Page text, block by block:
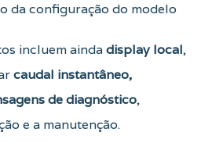
da configuração do modelo
incluem aindadisplay local,
caudal instantâneo,
de diagnóstico,
e a manutenção.